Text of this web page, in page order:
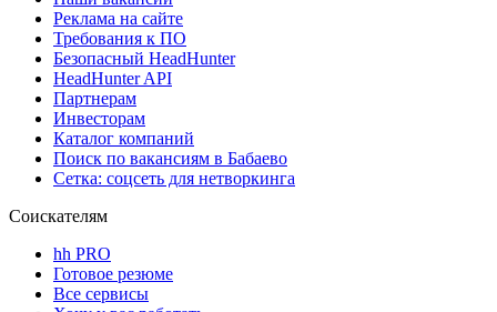
Реклама на сайте
Требования к ПО
Безопасный HeadHunter
HeadHunter API
Партнерам
Инвесторам
Каталог компаний
Поиск по вакансиям в Бабаево
Сетка: соцсеть для нетворкинга
Соискателям
hh PRO
Готовое резюме
Все сервисы